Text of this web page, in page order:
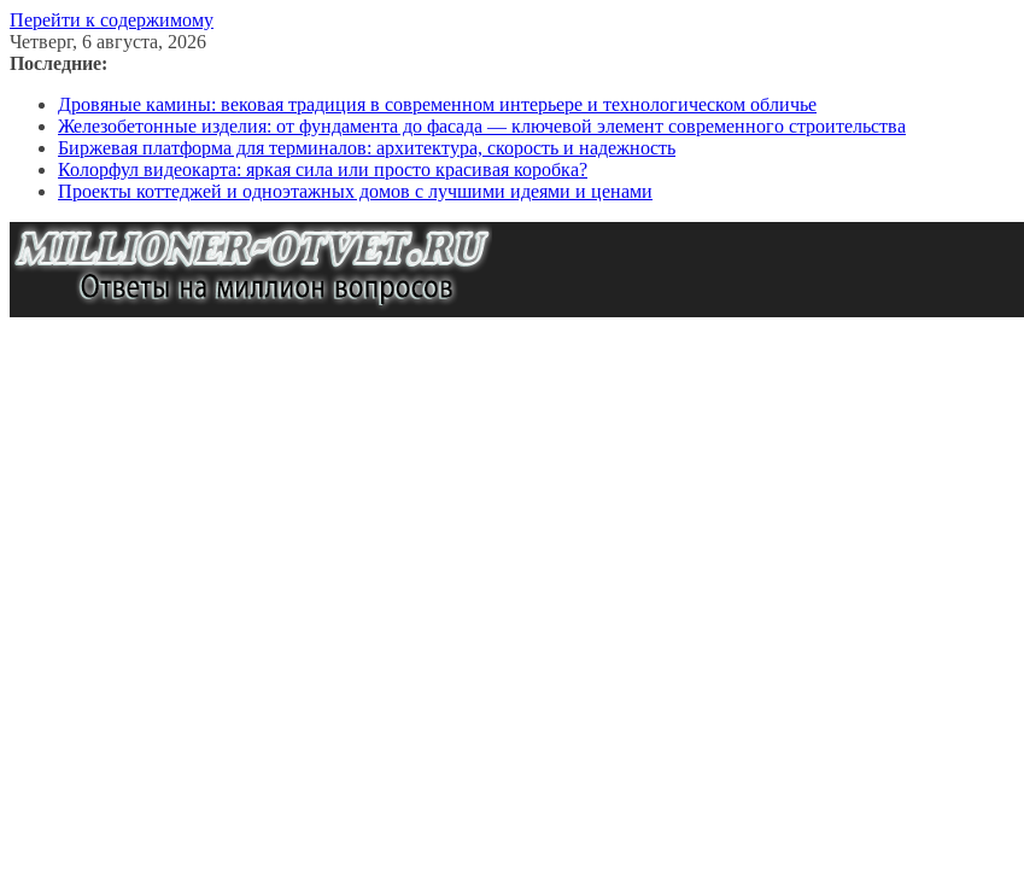
Перейти к содержимому
Четверг, 6 августа, 2026
Последние:
Дровяные камины: вековая традиция в современном интерьере и технологическом обличье
Железобетонные изделия: от фундамента до фасада — ключевой элемент современного строительства
Биржевая платформа для терминалов: архитектура, скорость и надежность
Колорфул видеокарта: яркая сила или просто красивая коробка?
Проекты коттеджей и одноэтажных домов с лучшими идеями и ценами